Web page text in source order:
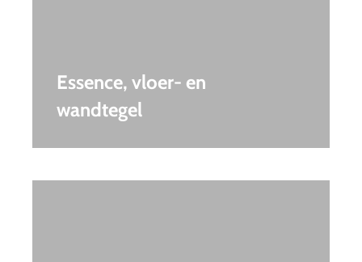
Essence, vloer- en
wandtegel